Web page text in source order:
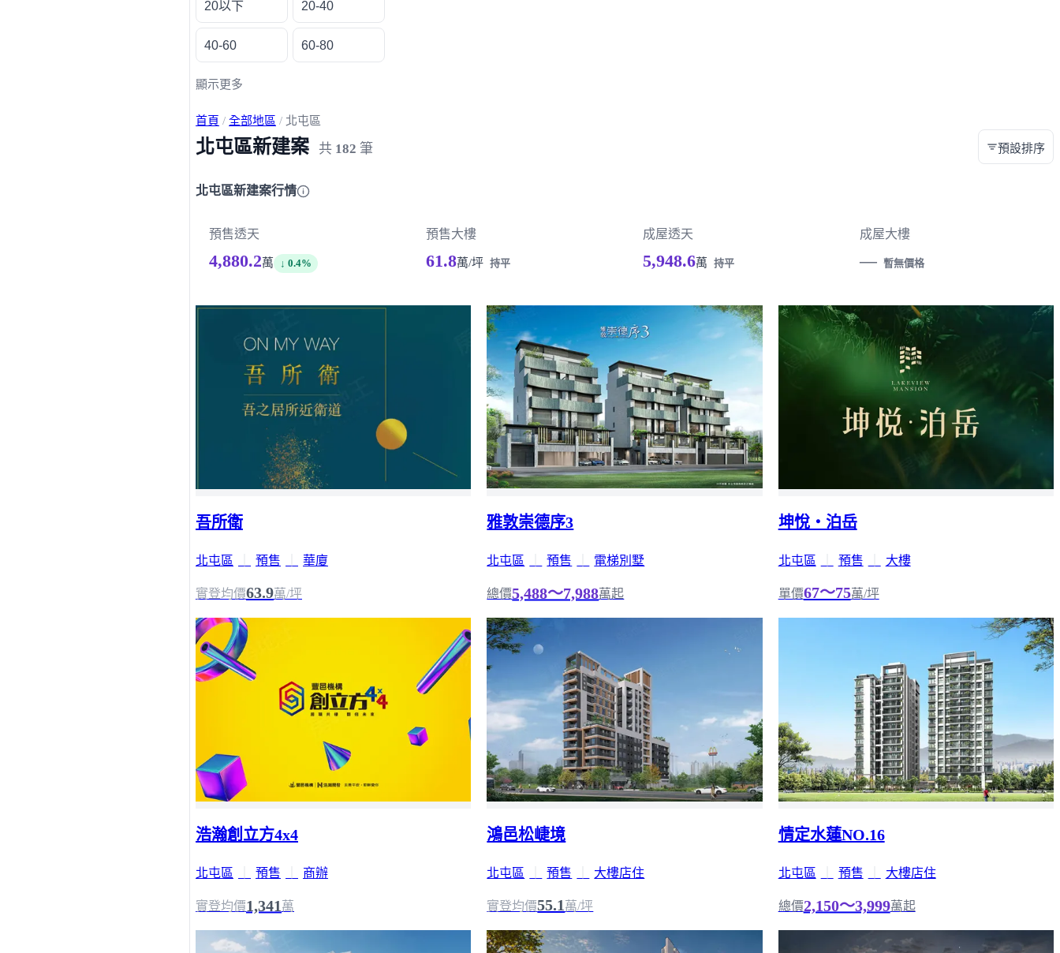
20以下 20-40
40-60 60-80
顯示更多
首頁 / 全部地區 / 北屯區
北屯區新建案 共 182 筆 預設排序
北屯區新建案行情
預售透天
4,880.2萬 ↓ 0.4%
預售大樓
61.8萬/坪 持平
成屋透天
5,948.6萬 持平
成屋大樓
— 暫無價格
吾所衛
北屯區 預售 華廈
實登均價63.9萬/坪
雅敦崇德序3
北屯區 預售 電梯別墅
總價5,488～7,988萬起
坤悅‧泊岳
北屯區 預售 大樓
單價67～75萬/坪
浩瀚創立方4x4
北屯區 預售 商辦
實登均價1,341 萬
鴻邑松崨境
北屯區 預售 大樓店住
實登均價55.1 萬/坪
情定水蓮NO.16
北屯區 預售 大樓店住
總價2,150～3,999萬起